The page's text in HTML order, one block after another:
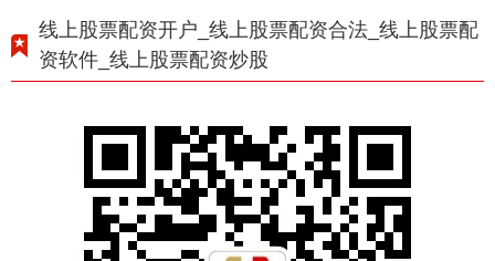
线上股票配资开户_线上股票配资合法_线上股票配
资软件_线上股票配资炒股